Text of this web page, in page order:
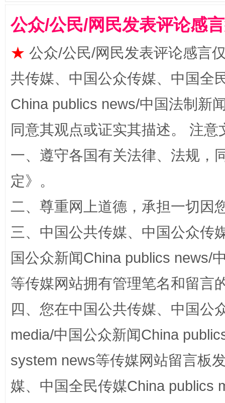
漫山遍野的桃花与雪山、麦地、白藏房 除
招工难、用工荒背后
网上购药对药下症？
公众/公民/网民发表评论感
★ 公众/公民/网民发表评论感言
共传媒、中国公众传媒、中国全
China publics news/中国法制新
同意其观点或证实其描述。 注
一、遵守各国有关法律、法规，
定》。
二、尊重网上道德，承担一切因
三、中国公共传媒、中国公众传
国公众新闻China publics news/
等传媒网站拥有管理笔名和留言
四、您在中国公共传媒、中国公
media/中国公众新闻China
system news等传媒网站留言板
媒、中国全民传媒China publics